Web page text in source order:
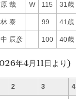
哉 W 115 31歳
泰 99 41歳
中 辰彦 100 40歳
年4月11日より)
2 3 4